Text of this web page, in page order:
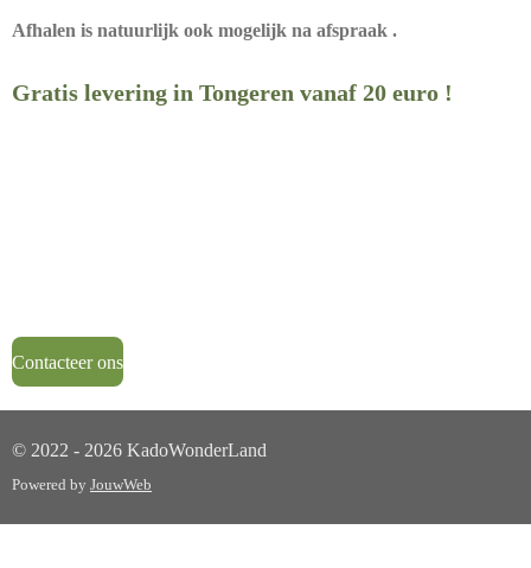
Afhalen is natuurlijk ook mogelijk na afspraak .
Gratis levering in Tongeren vanaf 20 euro !
Contacteer ons
© 2022 - 2026 KadoWonderLand
Powered by JouwWeb